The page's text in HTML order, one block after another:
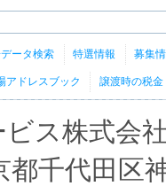
ータ検索 特選情報 募集
アドレスブック 譲渡時の税金
ス株式会
都千代田区